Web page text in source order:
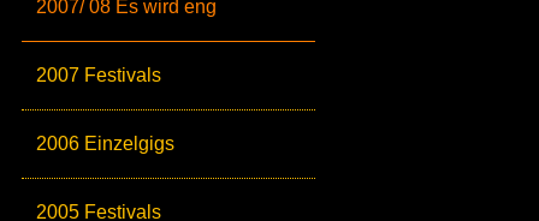
2007/ 08 Es wird eng
2007 Festivals
2006 Einzelgigs
2005 Festivals